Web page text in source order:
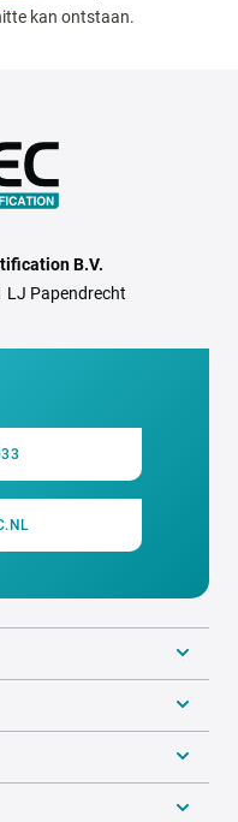
kan ontstaan.
B.V.
LJ Papendrecht